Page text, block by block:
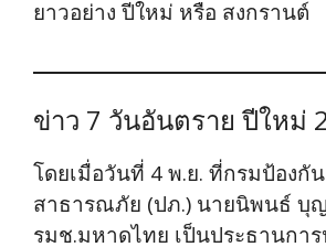
ยาวอย่าง ปีใหม่ หรือ สงกรานต์
ข่าว 7 วันอันตราย ปีใหม่
โดยเมื่อวันที่ 4 พ.ย. ที่กรมป้องกั
สาธารณภัย (ปภ.) นายนิพนธ์
รมช.มหาดไทย เป็นประธานกา